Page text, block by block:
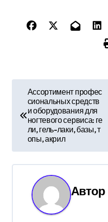
и
г
Ассортимент профес
сиональных средств
и оборудования для
ногтевого сервиса: ге
ли, гель-лаки, базы, т
опы, акрил
Автор